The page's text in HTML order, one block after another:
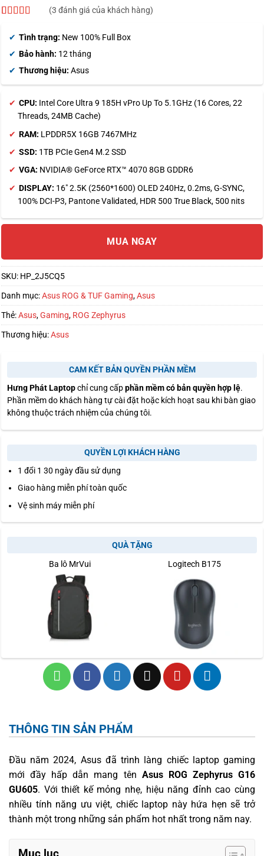
dựa trên
đánh giá
(3 đánh giá của khách hàng)
Tình trạng: New 100% Full Box
Bảo hành: 12 tháng
Thương hiệu: Asus
CPU: Intel Core Ultra 9 185H vPro Up To 5.1GHz (16 Cores, 22
Threads, 24MB Cache)
RAM: LPDDR5X 16GB 7467MHz
SSD: 1TB PCIe Gen4 M.2 SSD
VGA: NVIDIA® GeForce RTX™ 4070 8GB GDDR6
DISPLAY: 16″ 2.5K (2560*1600) OLED 240Hz, 0.2ms, G-SYNC,
100% DCI-P3, Pantone Validated, HDR 500 True Black, 500 nits
MUA NGAY
SKU: HP_2J5CQ5
Danh mục:Asus ROG & TUF Gaming,Asus
Thẻ:Asus,Gaming, ROG Zephyrus
Thương hiệu:Asus
CAM KẾT BẢN QUYỀN PHẦN MỀM
Hưng Phát Laptopchỉ cung cấpphần mềm có bản quyền hợp lệ.
Phần mềm do khách hàng tự cài đặt hoặc kích hoạt sau khi bàn giao
không thuộc trách nhiệm của chúng tôi.
QUYỀN LỢI KHÁCH HÀNG
1 đổi 1 30 ngày đầu sử dụng
Giao hàng miễn phí toàn quốc
Vệ sinh máy miễn phí
QUÀ TẶNG
Ba lô MrVui Logitech B175
THÔNG TIN SẢN PHẨM
Đầu năm 2024, Asus đã trình làng chiếc laptop gaming
mới đầy hấp dẫn mang tên Asus ROG Zephyrus G16
GU605. Với thiết kế mỏng nhẹ, hiệu năng đỉnh cao cùng
nhiều tính năng ưu việt, chiếc laptop này hứa hẹn sẽ trở
thành một trong những sản phẩm hot nhất trong năm nay.